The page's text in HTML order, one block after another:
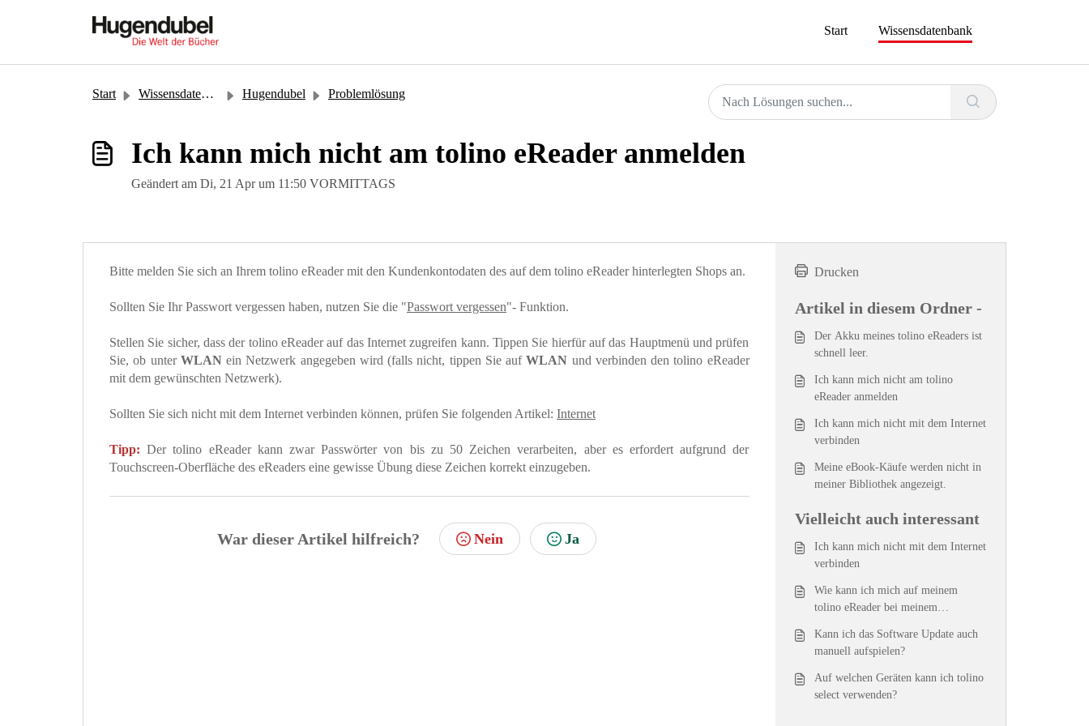
Start
Wissensdatenbank
Start Wissensdatenbank Hugendubel Problemlösung
Ich kann mich nicht am tolino eReader anmelden
Geändert am Di, 21 Apr um 11:50 VORMITTAGS
Bitte melden Sie sich an Ihrem tolino eReader mit den Kundenkontodaten des auf dem tolino eReader hinterlegten Shops an.
Sollten Sie Ihr Passwort vergessen haben, nutzen Sie die "Passwort vergessen"- Funktion.
Stellen Sie sicher, dass der tolino eReader auf das Internet zugreifen kann. Tippen Sie hierfür auf das Hauptmenü und prüfen
Sie, ob unter WLANein Netzwerk angegeben wird (falls nicht, tippen Sie aufWLAN und verbinden den tolino eReader
mit dem gewünschten Netzwerk).
Sollten Sie sich nicht mit dem Internet verbinden können, prüfen Sie folgenden Artikel: Internet
Tipp: Der tolino eReader kann zwar Passwörter von bis zu 50 Zeichen verarbeiten, aber es erfordert aufgrund der
Touchscreen-Oberfläche des eReaders eine gewisse Übung diese Zeichen korrekt einzugeben.
War dieser Artikel hilfreich? Nein Ja
Drucken
Artikel in diesem Ordner -
Der Akku meines tolino eReaders ist
schnell leer.
Ich kann mich nicht am tolino
eReader anmelden
Ich kann mich nicht mit dem Internet
verbinden
Meine eBook-Käufe werden nicht in
meiner Bibliothek angezeigt.
Vielleicht auch interessant
Ich kann mich nicht mit dem Internet
verbinden
Wie kann ich mich auf meinem
tolino eReader bei meinem
Kann ich das Software Update auch
manuell aufspielen?
Auf welchen Geräten kann ich tolino
select verwenden?